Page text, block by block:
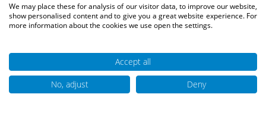
We may place these for analysis of our visitor data, to improve our website,
show personalised content and to give you a great website experience. For
more information about the cookies we use open the settings.
Accept all
No, adjust
Deny